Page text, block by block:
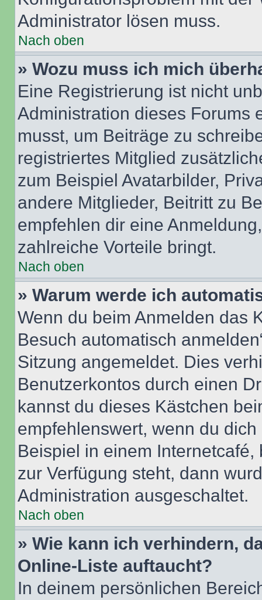
Administrator lösen muss.
Nach oben
» Wozu muss ich mich
Eine Registrierung ist nicht
Administration dieses Forums
musst, um Beiträge zu
registriertes Mitglied
zum Beispiel Avatarbilder,
andere Mitglieder, Beitritt zu
empfehlen dir eine
zahlreiche Vorteile bringt.
Nach oben
» Warum werde ich
Wenn du beim Anmelden das
Besuch automatisch
Sitzung angemeldet. Dies
Benutzerkontos durch einen
kannst du dieses Kästchen
empfehlenswert, wenn du
Beispiel in einem
zur Verfügung steht, dann
Administration ausgeschaltet.
Nach oben
» Wie kann ich verhindern,
Online-Liste auftaucht?
In deinem persönlichen